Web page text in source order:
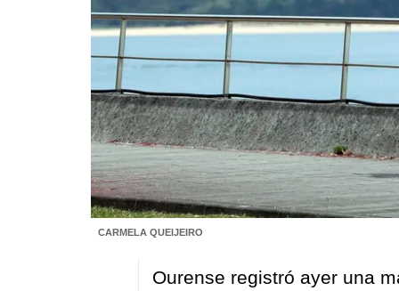
CARMELA QUEIJEIRO
Ourense registró ayer una